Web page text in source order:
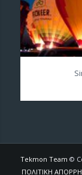
Tekmon Team ©
ΠΟΛΙΤΙΚΗ